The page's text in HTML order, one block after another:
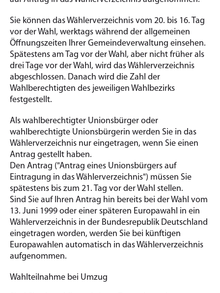
Sie können das Wählerverzeichnis vom 20. bis 16. Tag
vor der Wahl, werktags während der allgemeinen
Öffnungszeiten Ihrer Gemeindeverwaltung einsehen.
Spätestens am Tag vor der Wahl, aber nicht früher als
drei Tage vor der Wahl, wird das Wählerverzeichnis
abgeschlossen. Danach wird die Zahl der
Wahlberechtigten des jeweiligen Wahlbezirks
festgestellt.
Als wahlberechtigter Unionsbürger oder
wahlberechtigte Unionsbürgerin werden Sie in das
Wählerverzeichnis nur eingetragen, wenn Sie einen
Antrag gestellt haben.
Den Antrag ("Antrag eines Unionsbürgers auf
Eintragung in das Wählerverzeichnis") müssen Sie
spätestens bis zum 21. Tag vor der Wahl stellen.
Sind Sie auf Ihren Antrag hin bereits bei der Wahl vom
13. Juni 1999 oder einer späteren Europawahl in ein
Wählerverzeichnis in der Bundesrepublik Deutschland
eingetragen worden, werden Sie bei künftigen
Europawahlen automatisch in das Wählerverzeichnis
aufgenommen.
Wahlteilnahme bei Umzug